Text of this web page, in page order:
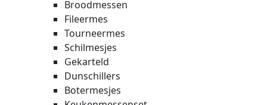
Broodmessen
Fileermes
Tourneermes
Schilmesjes
Gekarteld
Dunschillers
Botermesjes